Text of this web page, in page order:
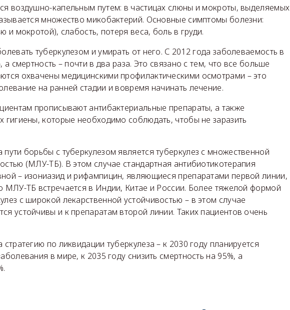
воздушно-капельным путем: в частицах слюны и мокроты, выделяемых
множество микобактерий. Основные симптомы болезни:
и мокротой), слабость, потеря веса, боль в груди.
туберкулезом и умирать от него. С 2012 года заболеваемость в
а смертность – почти в два раза. Это связано с тем, что все больше
охвачены медицинскими профилактическими осмотрами – это
на ранней стадии и вовремя начинать лечение.
прописывают антибактериальные препараты, а также
гигиены, которые необходимо соблюдать, чтобы не заразить
борьбы с туберкулезом является туберкулез с множественной
(МЛУ-ТБ). В этом случае стандартная антибиотикотерапия
– изониазид и рифампицин, являющиеся препаратами первой линии,
МЛУ-ТБ встречается в Индии, Китае и России. Более тяжелой формой
с широкой лекарственной устойчивостью – в этом случае
устойчивы и к препаратам второй линии. Таких пациентов очень
по ликвидации туберкулеза – к 2030 году планируется
в мире, к 2035 году снизить смертность на 95%, а